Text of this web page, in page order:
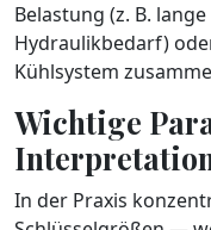
Belastung (z. B.
Hydraulikbedarf)
Kühlsystem
Wichtige
In der Praxis